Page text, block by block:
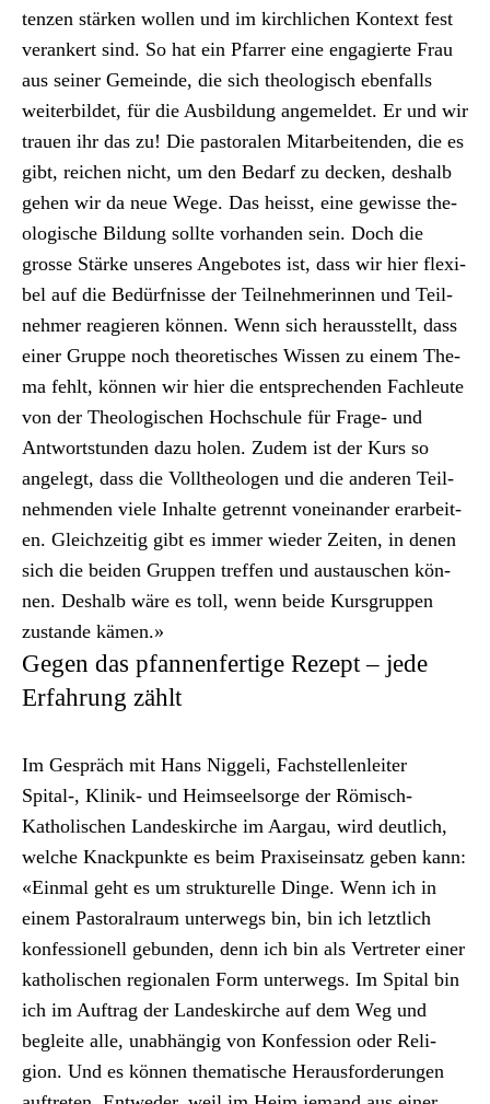
ten­zen stärken wollen und im kirch­lichen Kon­text fest
ver­ankert sind. So hat ein Pfar­rer eine engagierte Frau
aus sein­er Gemeinde, die sich the­ol­o­gisch eben­falls
weit­er­bildet, für die Aus­bil­dung angemeldet. Er und wir
trauen ihr das zu! Die pas­toralen Mitar­bei­t­en­den, die es
gibt, reichen nicht, um den Bedarf zu deck­en, deshalb
gehen wir da neue Wege. Das heisst, eine gewisse the­
ol­o­gis­che Bil­dung sollte vorhan­den sein. Doch die
grosse Stärke unseres Ange­botes ist, dass wir hier flex­i­
bel auf die Bedürfnisse der Teil­nehmerin­nen und Teil­
nehmer reagieren kön­nen. Wenn sich her­ausstellt, dass
ein­er Gruppe noch the­o­retis­ches Wis­sen zu einem The­
ma fehlt, kön­nen wir hier die entsprechen­den Fach­leute
von der The­ol­o­gis­chen Hochschule für Frage- und
Antwort­stun­den dazu holen. Zudem ist der Kurs so
angelegt, dass die Vollthe­olo­gen und die anderen Teil­
nehmenden viele Inhalte getren­nt voneinan­der erar­beit­
en. Gle­ichzeit­ig gibt es immer wieder Zeit­en, in denen
sich die bei­den Grup­pen tre­f­fen und aus­tauschen kön­
nen. Deshalb wäre es toll, wenn bei­de Kurs­grup­pen
zus­tande kämen.»
Gegen das pfannenfertige Rezept – jede
Erfahrung zählt
Im Gespräch mit Hans Niggeli, Fach­stel­len­leit­er
Spital‑, Klinik- und Heim­seel­sorge der Römisch-
Katholis­chen Lan­deskirche im Aar­gau, wird deut­lich,
welche Knack­punk­te es beim Praxi­sein­satz geben kann:
«Ein­mal geht es um struk­turelle Dinge. Wenn ich in
einem Pas­toral­raum unter­wegs bin, bin ich let­ztlich
kon­fes­sionell gebun­den, denn ich bin als Vertreter ein­er
katholis­chen regionalen Form unter­wegs. Im Spi­tal bin
ich im Auf­trag der Lan­deskirche auf dem Weg und
begleite alle, unab­hängig von Kon­fes­sion oder Reli­
gion. Und es kön­nen the­ma­tis­che Her­aus­forderun­gen